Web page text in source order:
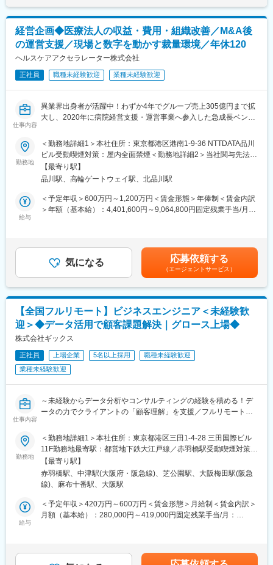
・TKC
・JDL
※ご利用経験のある会計ソフトは不問、入社後にキャッチアップ可
能です。
※freee、マネーフォワードのご利用経験がおありだと、ご入社後
により経験を活かしていただけます。
■当社について
税務・会計だけでなく、人事労務・法務・M&A・相続・事業承継
など、6法人による多角的な支援体制の総合力とワンストップサー
医療・福祉・公益法人など、専門領域にも強みを有しています。
グループで法人約5,100社、個人約4,800名の支援実績を持ちま
す。
グループ内には、税理士、公認会計士、社会保険労務士をはじめ
ーディーなグループ内連携を経て顧客の幅広い課題解決・支援を
実現しています。
たいと考えている人が非常に多いです。そのため、社員の期待に
応えるべく、働きがいと働きやすさを両立できる環境を整え、複
数のキャリアプランを用意し、様々な研修制度や機会を提供して
います。
1人でできることには限りがあり、多くの力を結集し大きな成果を
出す、というのが私たちの考え方です。そのためには、チームを
大事にする気持ちや、チームビルディング力を重視しています。
中途入社者も多く在籍しておりそれぞれのバックグラウンドを活
かしながら真のプロフェッショナルを目指し成長を続けていくこ
とが可能です。
■働く環境
当社では残業時間削減の取組みを行い、成果を上げています。
社員の意識を変えていくところから始まり、業務改善、変形労働
時間制の導入、ノー残業デーや22時以降の残業不可などを実施し
経営企画◆医療法人の収益・費用・組織改善／M&A後
の運営支援／現場と数字を動かす裁量環境／年休120
ヘルスケアアクセラレーター株式会社
正社員 職種未経験歓迎 業種未経験歓迎
仕事内容
異業界出身者が活躍中！わずか4年でグループ売上305億円まで拡
大し、2020年に病院経営支援・運営事業へ参入した急成長ベンチ
個人や部門の数字を追う立場から、病院・介護施設といった“事業
そのもの”を変えていく役割へ。ヘルスケアアクセラレーター株式
会社のオペレーション職は、医療法人の経営管理を担い、収益構
造・コスト・組織・行政対応まで横断的に改善するポジションで
す。法人営業や折衝経験を生かしながら、経営企画寄りのキャリ
アを目指したい方に適しています。
しながら改善を進めます。
・収益改善：診療報酬・介護報酬の確認、稼働率向上に向けた地
・設備・環境整備：設備不調対応、修繕手配、運営環境の維持
・行政・資金対応：行政への申請・報告、資金繰り把握、金融機
関との調整
改善は短期で完了するものではなく、数字と現場の声を踏まえ継
続的に行います。
■業務の魅力
対応を横断して担うため、経営企画と現場実行の両方に関わる点
が特長。視座と視野を一気に広げたい方に大きな手応えがありま
■働く環境・教育体制
・本部所属は少数精鋭の約70名。20～30代のメンバーを中心に、
40～50代も含めエネルギーのある組織です（平均年齢約35歳／
2025年4月時点）。
定）
は約70名とコンパクトながら、複数の医療法人の経営改善をリー
勤務地
＜勤務地詳細1＞本社住所：東京都港区港南1-9-36 NTTDATA品川
ビル受動喫煙対策：屋内全面禁煙＜勤務地詳細2＞当社関与先法人
（全国）住所：全国 受動喫煙対策：敷地内全面禁煙変更の範囲：
会社の定める事業所
【最寄り駅】
品川駅、高輪ゲートウェイ駅、北品川駅
給与
＜予定年収＞600万円～1,200万円＜賃金形態＞年俸制＜賃金内訳
＞年額（基本給）：4,401,600円～9,064,800円固定残業手当/月：
給与補足＞予定年収はあくまでも目安の金額であり、選考を通じ
て上下する可能性があります。■インセンティブ：年1回（業績連
動）■更改（不定期）賃金はあくまでも目安の金額であり、選考を
通じて上下する可能性があります。月給(月額)は固定手当を含めた
表記です。
気になる 応募依頼する
（エージェントサービス）
【全国フルリモート】ビジネスエンジニア＜未経験歓
迎＞◆データ活用で顧客課題解決｜グロース上場◆
株式会社ギックス
正社員 上場企業 5名以上採用
職種未経験歓迎
業種未経験歓迎
仕事内容
～未経験からデータ分析やコンサルティングの経験を積める！デ
ータの力でクライアントの「顧客理解」を支援／フルリモート＆
■募集概要：
「データ」の活用によりクライアントの経営課題・事業課題解決
を支援する当社にて、ビジネスエンジニアを募集いたします。
入社時点でデータの専門家でなくとも構いません。顧客との対話
を通じて課題とニーズを正しく捉え、当社内に蓄積された事例や
優秀なアナリストチームの力を活用しながら全体絵を描いていく
ってくださる方を広く歓迎します。
勤務地
＜勤務地詳細1＞本社住所：東京都港区三田1-4-28 三田国際ビル
11F勤務地最寄駅：都営地下鉄大江戸線／赤羽橋駅受動喫煙対策：
屋内全面禁煙＜勤務地詳細2＞大阪オフィス住所：大阪府大阪市北
区大深町6番38号 グラングリーン大阪 北館 JAM BASE 4階
JAM-STUDIO 404号室勤務地最寄駅：JR線／大阪駅受動喫煙対
モートワーク含む）
【最寄り駅】
赤羽橋駅、中津駅(大阪府・阪急線)、芝公園駅、大阪梅田駅(阪急
線)、麻布十番駅、大阪駅
給与
＜予定年収＞420万円～600万円＜賃金形態＞月給制＜賃金内訳＞
月額（基本給）：280,000円～419,000円固定残業手当/月：
オファー年収はご経験・スキルに応じて決定いたします。※リアル